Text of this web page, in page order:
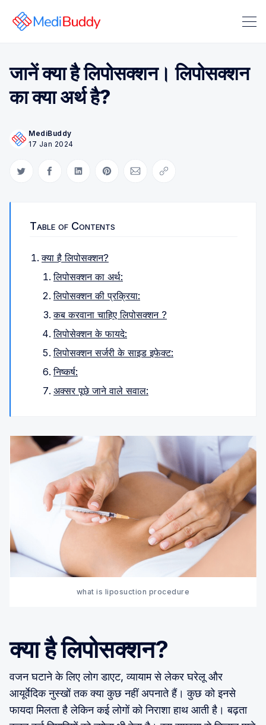
जानें क्या है लिपोसक्शन। लिपोसक्शन
का क्या अर्थ है?
MediBuddy
17 Jan 2024
Share on Twitter
Share on Facebook
Share on LinkedIn
Share on Pinterest
Share via Email
Copy link
Table of Contents
क्या है लिपोसक्शन?
लिपोसक्शन का अर्थ:
लिपोसक्शन की प्रक्रिया:
कब करवाना चाहिए लिपोसक्शन ?
लिपोसेक्शन के फायदे:
लिपोसक्शन सर्जरी के साइड इफेक्ट:
निष्कर्ष:
अक्सर पूछे जाने वाले सवाल:
what is liposuction procedure
क्या है लिपोसक्शन?
वजन घटाने के लिए लोग डाएट, व्यायाम से लेकर घरेलू और
आयूर्वेदिक नुस्खों तक क्या कुछ नहीं अपनाते हैं। कुछ को इनसे
फायदा मिलता है लेकिन कई लोगों को निराशा हाथ आती है। बढ़ता